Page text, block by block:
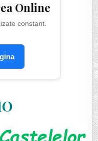
Online
constant.